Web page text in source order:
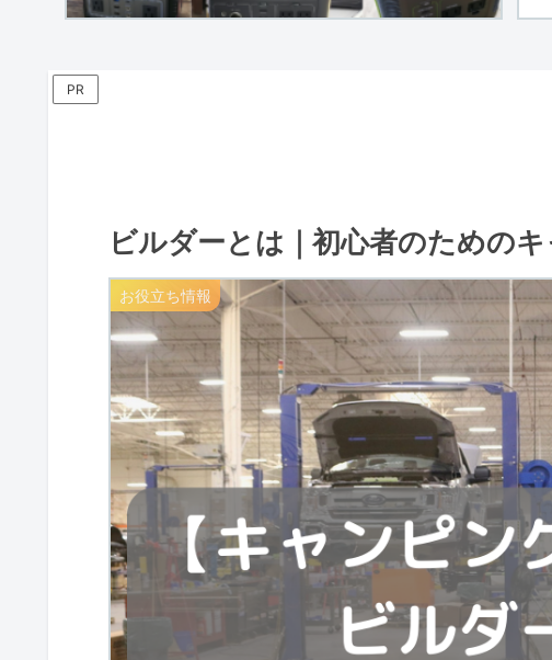
PR
ビルダーとは｜初心者のための
お役立ち情報